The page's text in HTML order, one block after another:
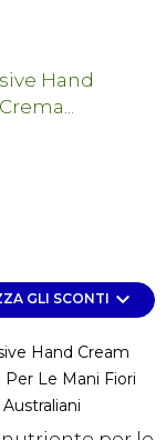
GLI SCONTI keyboard_arrow_down
Hand Cream
Per Le Mani Fiori
Australiani